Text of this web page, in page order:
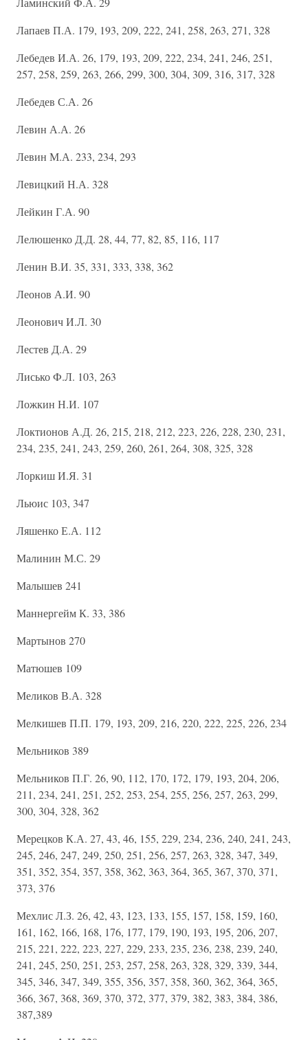
Лапаев П.А. 179, 193, 209, 222, 241, 258, 263, 271, 328
Лебедев И.А. 26, 179, 193, 209, 222, 234, 241, 246, 251,
257, 258, 259, 263, 266, 299, 300, 304, 309, 316, 317, 328
Лебедев С.А. 26
Левин А.А. 26
Левин М.А. 233, 234, 293
Левицкий Н.А. 328
Лейкин Г.А. 90
Лелюшенко Д.Д. 28, 44, 77, 82, 85, 116, 117
Ленин В.И. 35, 331, 333, 338, 362
Леонов А.И. 90
Леонович И.Л. 30
Лестев Д.А. 29
Лисько Ф.Л. 103, 263
Ложкин Н.И. 107
Локтионов А.Д. 26, 215, 218, 212, 223, 226, 228, 230, 231,
234, 235, 241, 243, 259, 260, 261, 264, 308, 325, 328
Лоркиш И.Я. 31
Льюис 103, 347
Ляшенко Е.А. 112
Малинин М.С. 29
Малышев 241
Маннергейм К. 33, 386
Мартынов 270
Матюшев 109
Меликов В.А. 328
Мелкишев П.П. 179, 193, 209, 216, 220, 222, 225, 226, 234
Мельников 389
Мельников П.Г. 26, 90, 112, 170, 172, 179, 193, 204, 206,
211, 234, 241, 251, 252, 253, 254, 255, 256, 257, 263, 299,
300, 304, 328, 362
Мерецков К.А. 27, 43, 46, 155, 229, 234, 236, 240, 241, 243,
245, 246, 247, 249, 250, 251, 256, 257, 263, 328, 347, 349,
351, 352, 354, 357, 358, 362, 363, 364, 365, 367, 370, 371,
373, 376
Мехлис Л.З. 26, 42, 43, 123, 133, 155, 157, 158, 159, 160,
161, 162, 166, 168, 176, 177, 179, 190, 193, 195, 206, 207,
215, 221, 222, 223, 227, 229, 233, 235, 236, 238, 239, 240,
241, 245, 250, 251, 253, 257, 258, 263, 328, 329, 339, 344,
345, 346, 347, 349, 355, 356, 357, 358, 360, 362, 364, 365,
366, 367, 368, 369, 370, 372, 377, 379, 382, 383, 384, 386,
387,389